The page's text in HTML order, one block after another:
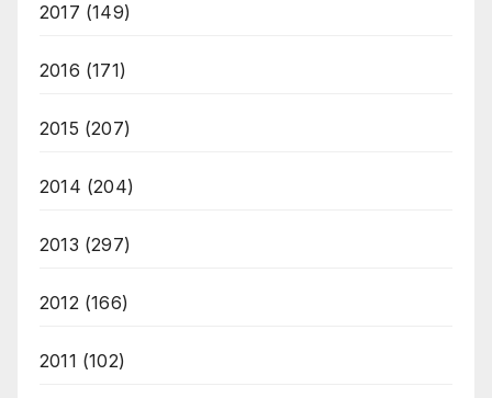
2017 (149)
2016 (171)
2015 (207)
2014 (204)
2013 (297)
2012(166)
2011 (102)